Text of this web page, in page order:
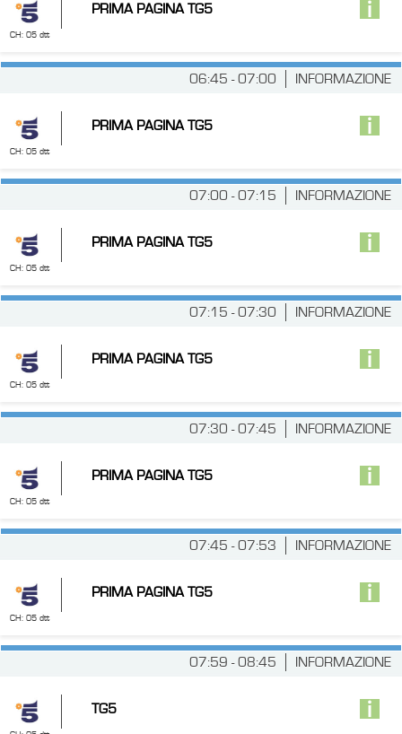
CH: 05 dtt
PRIMA PAGINA TG5
INFORMAZIONE
06:45 - 07:00
CH: 05 dtt
PRIMA PAGINA TG5
INFORMAZIONE
07:00 - 07:15
CH: 05 dtt
PRIMA PAGINA TG5
INFORMAZIONE
07:15 - 07:30
CH: 05 dtt
PRIMA PAGINA TG5
INFORMAZIONE
07:30 - 07:45
CH: 05 dtt
PRIMA PAGINA TG5
INFORMAZIONE
07:45 - 07:53
CH: 05 dtt
PRIMA PAGINA TG5
INFORMAZIONE
07:59 - 08:45
TG5